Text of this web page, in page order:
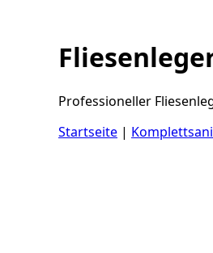
Professioneller
Startseite |